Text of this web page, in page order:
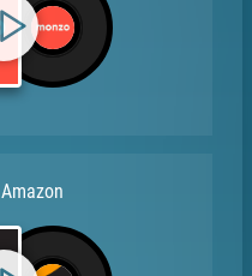
Amazon